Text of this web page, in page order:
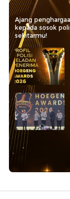
Ajang
kepada sosok
sekitarmu!